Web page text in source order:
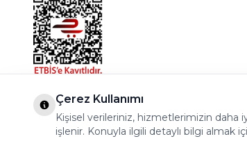
Çerez Kullanımı
Kişisel verileriniz, hizmetlerimizin daha
işlenir. Konuyla ilgili detaylı bilgi almak